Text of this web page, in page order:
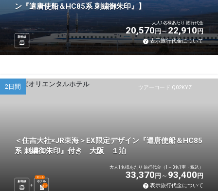
ン『遣唐使船＆HC85系 刺繍御朱印』】
新幹線
大人1名様あたり 旅行代金
20,570円 22,910円
表示旅行代金について
ツアーコード Q02KYZ
2日間
＜住吉大社×JR東海＞EX限定デザイン『遣唐使船＆HC85
系 刺繍御朱印』付き 大阪 １泊
新幹線 ホテル
選べる
1 泊
大人1名様あたり 旅行代金（1～3名1室・税込）
33,370 円 93,400 円
表示旅行代金について